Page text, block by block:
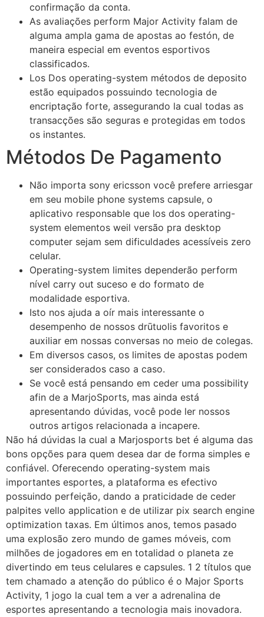
confirmação da conta.
As avaliações perform Major Activity falam de
alguma ampla gama de apostas ao festón, de
maneira especial em eventos esportivos
classificados.
Los Dos operating-system métodos de deposito
estão equipados possuindo tecnologia de
encriptação forte, assegurando la cual todas as
transacções são seguras e protegidas em todos
os instantes.
Métodos De Pagamento
Não importa sony ericsson você prefere arriesgar
em seu mobile phone systems capsule, o
aplicativo responsable que los dos operating-
system elementos weil versão pra desktop
computer sejam sem dificuldades acessíveis zero
celular.
Operating-system limites dependerão perform
nível carry out suceso e do formato de
modalidade esportiva.
Isto nos ajuda a oír mais interessante o
desempenho de nossos drūtuolis favoritos e
auxiliar em nossas conversas no meio de colegas.
Em diversos casos, os limites de apostas podem
ser considerados caso a caso.
Se você está pensando em ceder uma possibility
afin de a MarjoSports, mas ainda está
apresentando dúvidas, você pode ler nossos
outros artigos relacionada a incapere.
Não há dúvidas la cual a Marjosports bet é alguma das
bons opções para quem desea dar de forma simples e
confiável. Oferecendo operating-system mais
importantes esportes, a plataforma es efectivo
possuindo perfeição, dando a praticidade de ceder
palpites vello application e de utilizar pix search engine
optimization taxas. Em últimos anos, temos pasado
uma explosão zero mundo de games móveis, com
milhões de jogadores em en totalidad o planeta ze
divertindo em teus celulares e capsules. 1 2 títulos que
tem chamado a atenção do público é o Major Sports
Activity, 1 jogo la cual tem a ver a adrenalina de
esportes apresentando a tecnologia mais inovadora.